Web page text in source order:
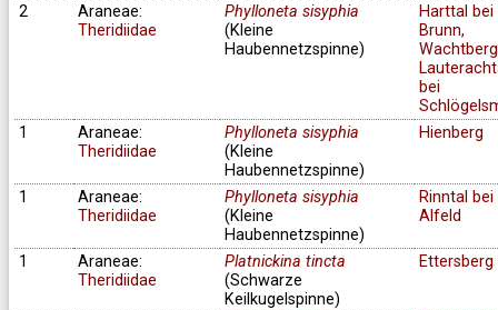
2
Araneae:
Theridiidae
Phylloneta sisyphia
(Kleine
Haubennetzspinne)
Harttal bei
Brunn,
bei
1
Araneae:
Theridiidae
Phylloneta sisyphia
(Kleine
Haubennetzspinne)
Hienberg
1
Araneae:
Theridiidae
Phylloneta sisyphia
(Kleine
Haubennetzspinne)
Rinntal bei
Alfeld
1
Araneae:
Theridiidae
Platnickina tincta
(Schwarze
Keilkugelspinne)
Ettersberg